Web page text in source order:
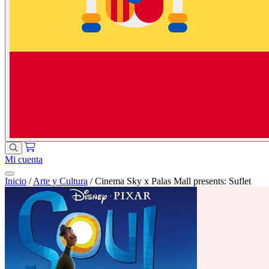
Mi cuenta
Inicio / Arte y Cultura / Cinema Sky x Palas Mall presents: Suflet